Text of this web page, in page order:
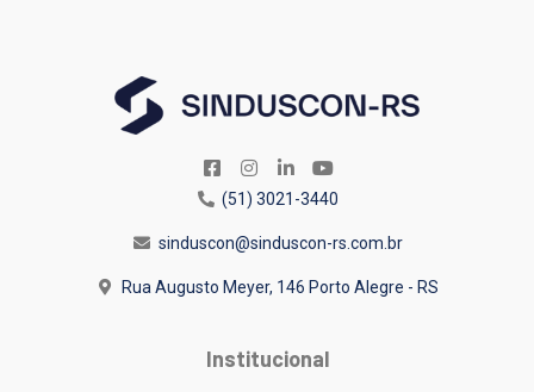
(51) 3021-3440
sinduscon@sinduscon-rs.com.br
Rua Augusto Meyer, 146 Porto Alegre - RS
Institucional